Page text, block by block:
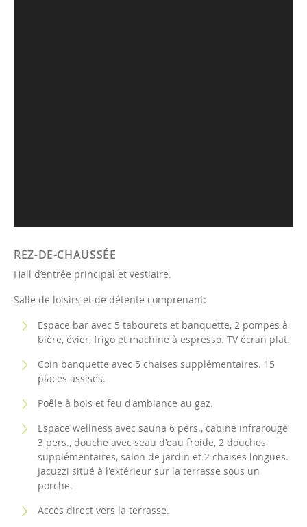
REZ-DE-CHAUSSÉE
Hall d’entrée principal et vestiaire.
Salle de loisirs et de détente comprenant:
Espace bar avec 5 tabourets et banquette, 2 pompes à
bière, évier, frigo et machine à espresso. TV écran plat.
Coin banquette avec 5 chaises supplémentaires. 15
places assises.
Poêle à bois et feu d'ambiance au gaz.
Espace wellness avec sauna 6 pers., cabine infrarouge
3 pers., douche avec seau d'eau froide, 2 douches
supplémentaires, salon de jardin et 2 chaises longues.
Jacuzzi situé à l'extérieur sur la terrasse sous un
porche.
Accès direct vers la terrasse.